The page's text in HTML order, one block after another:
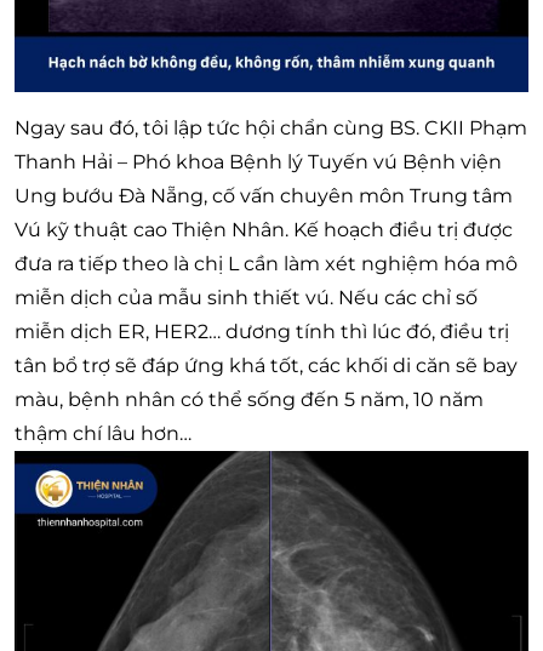
Ngay sau đó, tôi lập tức hội chẩn cùng BS. CKII Phạm
Thanh Hải – Phó khoa Bệnh lý Tuyến vú Bệnh viện
Ung bướu Đà Nẵng, cố vấn chuyên môn Trung tâm
Vú kỹ thuật cao Thiện Nhân. Kế hoạch điều trị được
đưa ra tiếp theo là chị L cần làm xét nghiệm hóa mô
miễn dịch của mẫu sinh thiết vú. Nếu các chỉ số
miễn dịch ER, HER2… dương tính thì lúc đó, điều trị
tân bổ trợ sẽ đáp ứng khá tốt, các khối di căn sẽ bay
màu, bệnh nhân có thể sống đến 5 năm, 10 năm
thậm chí lâu hơn…